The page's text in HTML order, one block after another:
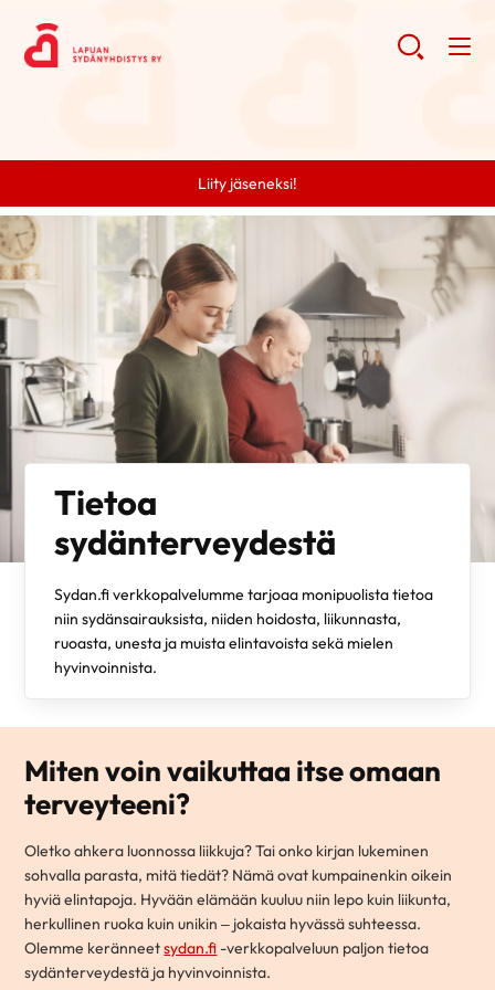
Liity jäseneksi!
Tietoa
sydänterveydestä
Sydan.fi verkkopalvelumme tarjoaa monipuolista tietoa
niin sydänsairauksista, niiden hoidosta, liikunnasta,
ruoasta, unesta ja muista elintavoista sekä mielen
hyvinvoinnista.
Miten voin vaikuttaa itse omaan
terveyteeni?
Oletko ahkera luonnossa liikkuja? Tai onko kirjan lukeminen
sohvalla parasta, mitä tiedät? Nämä ovat kumpainenkin oikein
hyviä elintapoja. Hyvään elämään kuuluu niin lepo kuin liikunta,
herkullinen ruoka kuin unikin – jokaista hyvässä suhteessa.
Olemme keränneetsydan.fi -verkkopalveluun paljon tietoa
sydänterveydestä ja hyvinvoinnista.